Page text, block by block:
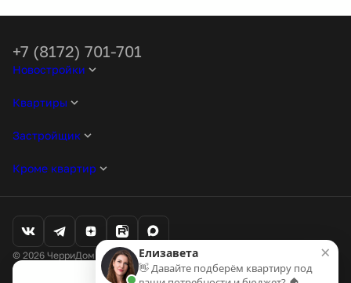
Новостройки
Квартиры
Застройщик
Кроме квартир
+7 (8172) 701-701
© 2026 ЧерриДом. Все права защищены
Любая информация, представленная на данном сайте, носит
×
Елизавета
👋 Давайте подберём квартиру под